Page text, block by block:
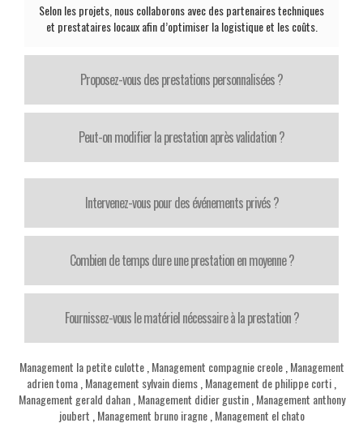
Selon les projets, nous collaborons avec des partenaires techniques
et prestataires locaux afin d’optimiser la logistique et les coûts.
Proposez-vous des prestations personnalisées ?
Peut-on modifier la prestation après validation ?
Intervenez-vous pour des événements privés ?
Combien de temps dure une prestation en moyenne ?
Fournissez-vous le matériel nécessaire à la prestation ?
Management la petite culotte, Management compagnie creole, Management
adrien toma Management sylvain diems Management de philippe corti
Management gerald dahan, Management didier gustin, Management anthony
joubert Management bruno iragne, Management el chato